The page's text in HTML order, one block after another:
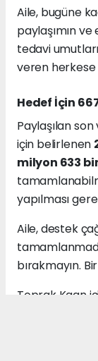
Aile, bugüne
paylaşımın
tedavi
veren
Hedef İçin
Paylaşılan
için belirlenen
milyon 633
yapılması
Aile, destek
bırakmayın.
Toprak Kaan